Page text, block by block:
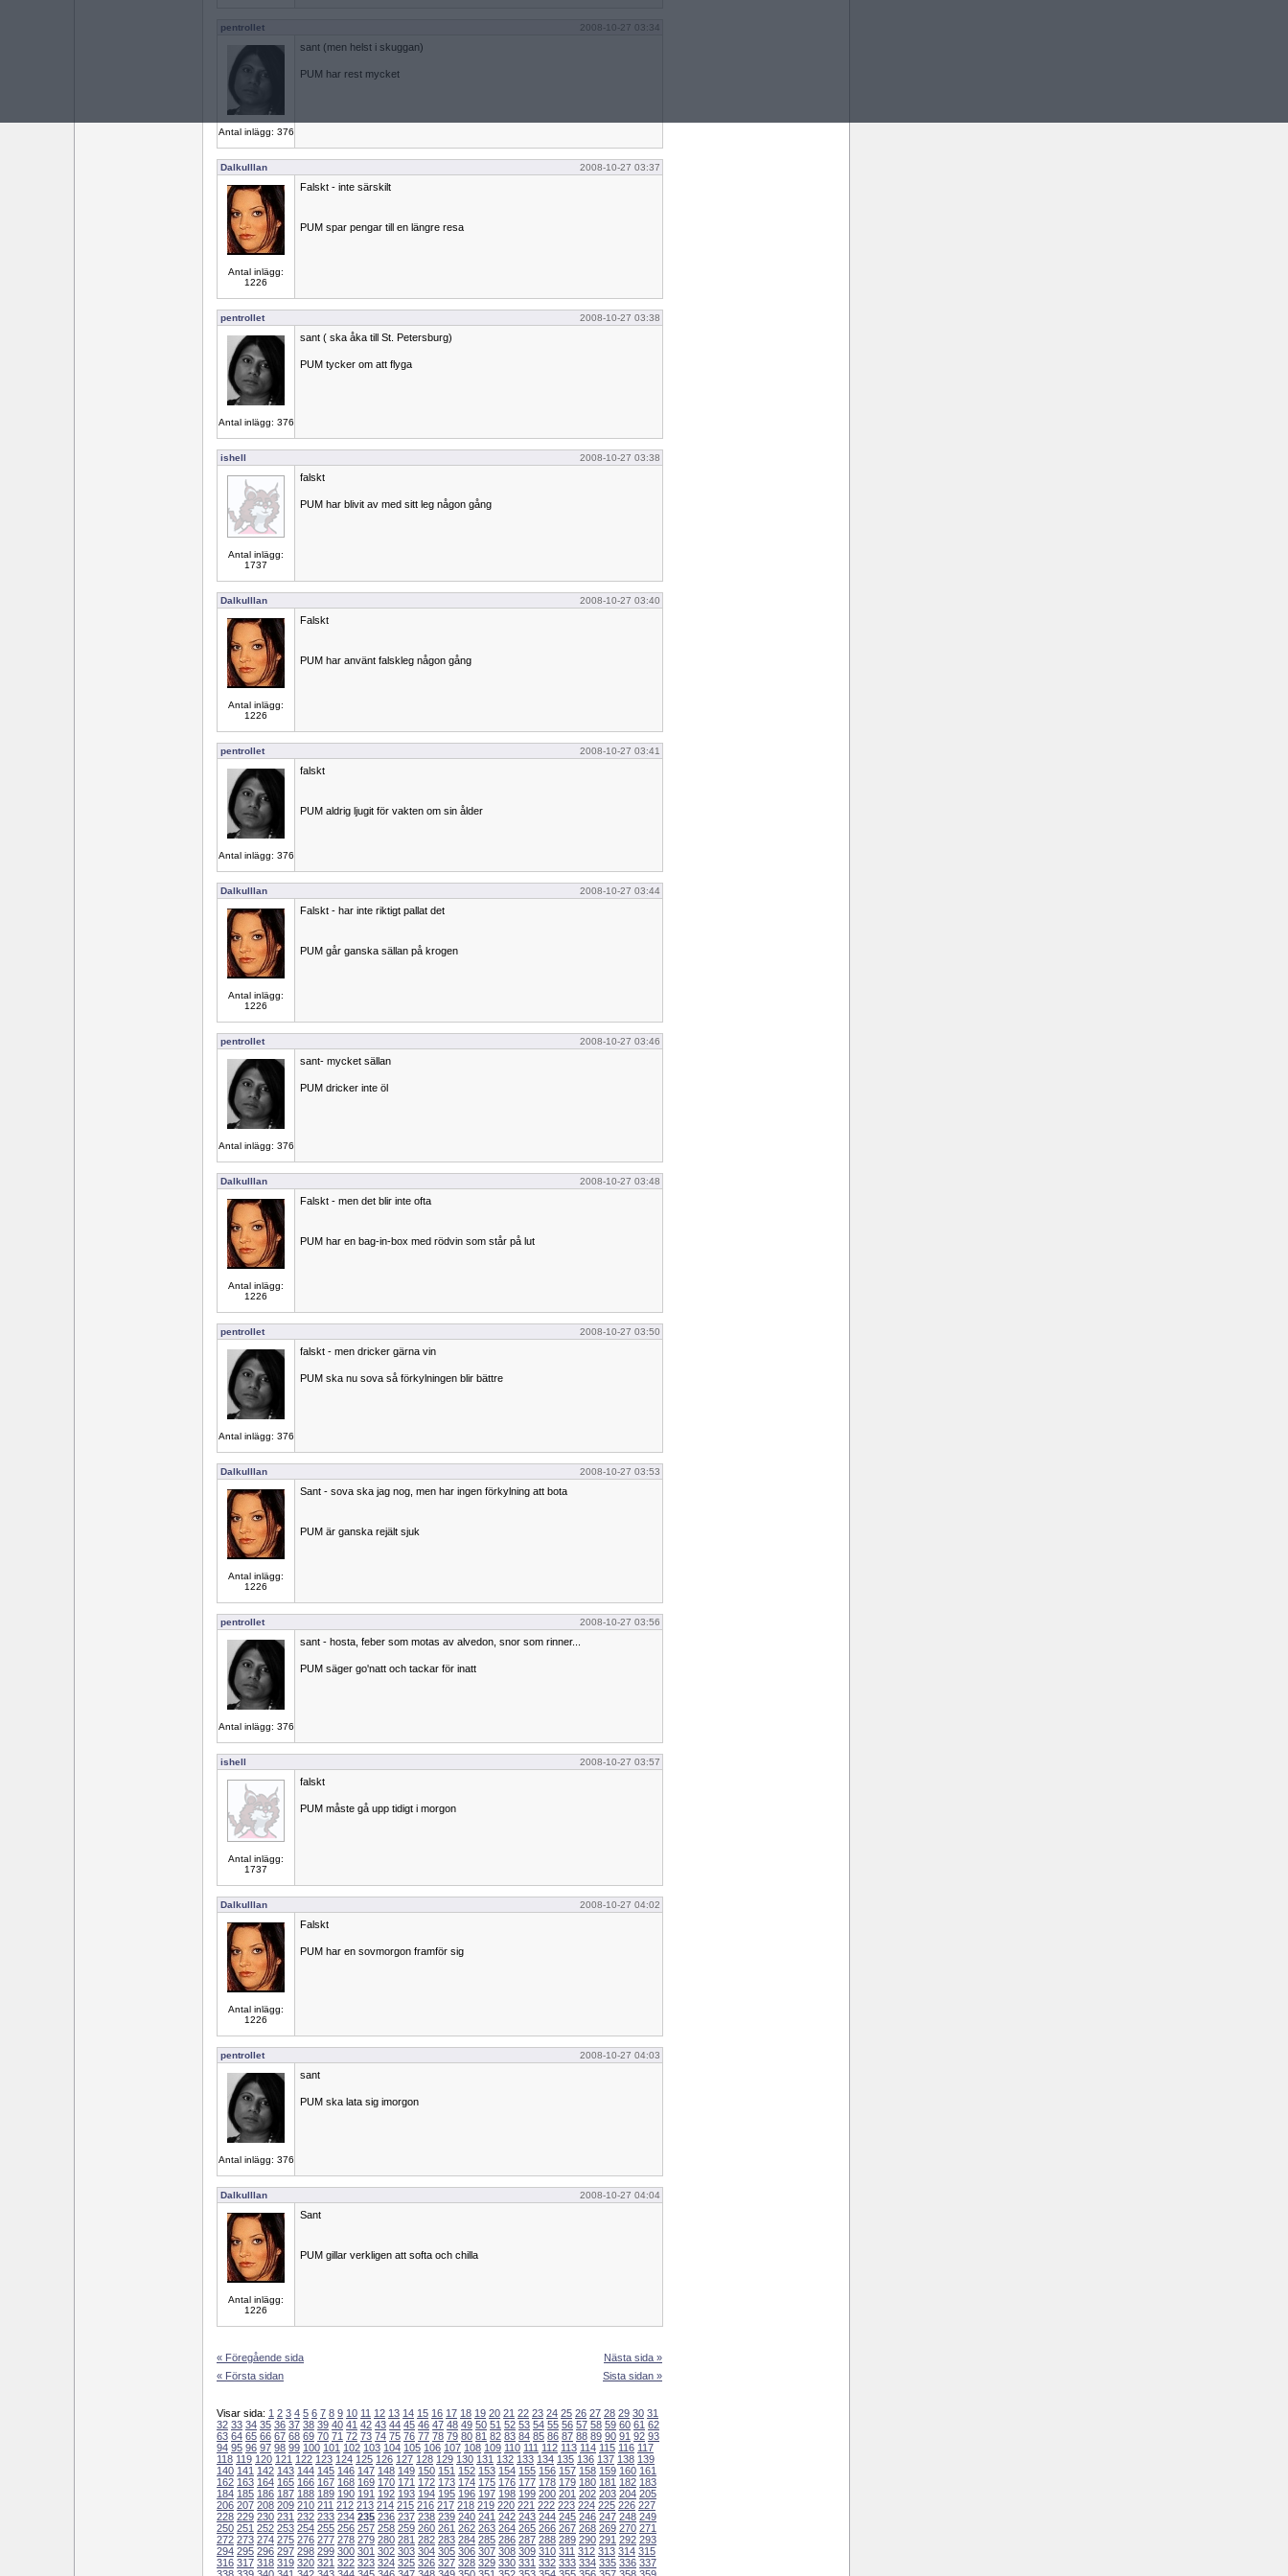
pentrollet 2008-10-27 03:34
Antal inlägg: 376
sant (men helst i skuggan)
PUM har rest mycket
Dalkulllan 2008-10-27 03:37
Antal inlägg:
1226
Falskt - inte särskilt
PUM spar pengar till en längre resa
pentrollet 2008-10-27 03:38
Antal inlägg: 376
sant ( ska åka till St. Petersburg)
PUM tycker om att flyga
ishell 2008-10-27 03:38
Antal inlägg:
1737
falskt
PUM har blivit av med sitt leg någon gång
Dalkulllan 2008-10-27 03:40
Antal inlägg:
1226
Falskt
PUM har använt falskleg någon gång
pentrollet 2008-10-27 03:41
Antal inlägg: 376
falskt
PUM aldrig ljugit för vakten om sin ålder
Dalkulllan 2008-10-27 03:44
Antal inlägg:
1226
Falskt - har inte riktigt pallat det
PUM går ganska sällan på krogen
pentrollet 2008-10-27 03:46
Antal inlägg: 376
sant- mycket sällan
PUM dricker inte öl
Dalkulllan 2008-10-27 03:48
Antal inlägg:
1226
Falskt - men det blir inte ofta
PUM har en bag-in-box med rödvin som står på lut
pentrollet 2008-10-27 03:50
Antal inlägg: 376
falskt - men dricker gärna vin
PUM ska nu sova så förkylningen blir bättre
Dalkulllan 2008-10-27 03:53
Antal inlägg:
1226
Sant - sova ska jag nog, men har ingen förkylning att bota
PUM är ganska rejält sjuk
pentrollet 2008-10-27 03:56
Antal inlägg: 376
sant - hosta, feber som motas av alvedon, snor som rinner...
PUM säger go'natt och tackar för inatt
ishell 2008-10-27 03:57
Antal inlägg:
1737
falskt
PUM måste gå upp tidigt i morgon
Dalkulllan 2008-10-27 04:02
Antal inlägg:
1226
Falskt
PUM har en sovmorgon framför sig
pentrollet 2008-10-27 04:03
Antal inlägg: 376
sant
PUM ska lata sig imorgon
Dalkulllan 2008-10-27 04:04
Antal inlägg:
1226
Sant
PUM gillar verkligen att softa och chilla
« Föregående sida
« Första sidan
Nästa sida »
Sista sidan »
Visar sida: 1 2 3 4 5 6 7 8 9 10 11 12 13 14 15 16 17 18 19 20 21 22 23 24 25 26 27 28 29 30 31
32 33 34 35 36 37 38 39 40 41 42 43 44 45 46 47 48 49 50 51 52 53 54 55 56 57 58 59 60 61 62
63 64 65 66 67 68 69 70 71 72 73 74 75 76 77 78 79 80 81 82 83 84 85 86 87 88 89 90 91 92 93
94 95 96 97 98 99 100 101 102 103 104 105 106 107 108 109 110 111 112 113 114 115 116 117
118 119 120 121 122 123 124 125 126 127 128 129 130 131 132 133 134 135 136 137 138 139
140 141 142 143 144 145 146 147 148 149 150 151 152 153 154 155 156 157 158 159 160 161
162 163 164 165 166 167 168 169 170 171 172 173 174 175 176 177 178 179 180 181 182 183
184 185 186 187 188 189 190 191 192 193 194 195 196 197 198 199 200 201 202 203 204 205
206 207 208 209 210 211 212 213 214 215 216 217 218 219 220 221 222 223 224 225 226 227
228 229 230 231 232 233 234 235 236 237 238 239 240 241 242 243 244 245 246 247 248 249
250 251 252 253 254 255 256 257 258 259 260 261 262 263 264 265 266 267 268 269 270 271
272 273 274 275 276 277 278 279 280 281 282 283 284 285 286 287 288 289 290 291 292 293
294 295 296 297 298 299 300 301 302 303 304 305 306 307 308 309 310 311 312 313 314 315
316 317 318 319 320 321 322 323 324 325 326 327 328 329 330 331 332 333 334 335 336 337